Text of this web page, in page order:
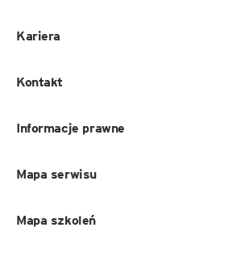
Kariera
Kontakt
Informacje prawne
Mapa serwisu
Mapa szkoleń